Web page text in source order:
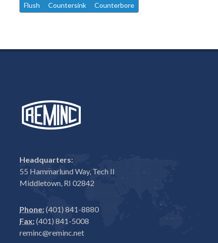
Flush Countersink Counterbore
Headquarters:
55 Hammarlund Way, Tech II
Middletown, RI 02842
Phone:(401) 841-8880
Fax:(401) 841-5008
reminc@reminc.net